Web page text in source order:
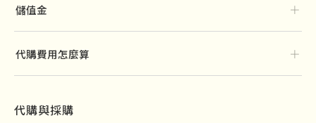
儲值金 ＋
代購費用怎麼算 ＋
代購與採購